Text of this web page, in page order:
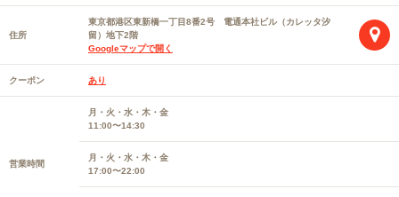
住所
東京都港区東新橋一丁目8番2号 電通本社ビル（カレッタ汐
留）地下2階
Googleマップで開く
クーポン あり
営業時間
月・火・水・木・金
11:00〜14:30
月・火・水・木・金
17:00〜22:00